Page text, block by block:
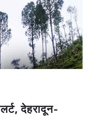
देहरादून-